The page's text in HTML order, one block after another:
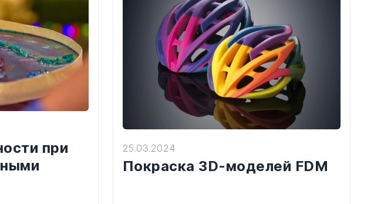
при
25.03.2024
Покраска 3D-моделей FDM